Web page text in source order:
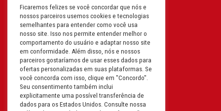
Filial: Av. Odila Chaves Rodrigues,
1277
Parque industrial RM - Condomínio
Therapark - Jundiaí - São Paulo
CEP: 13.213-087 | CNPJ:
61.193.496/0018-08
I.E: 407.642.800.114
Filial: Rua em Projeto G, 728 – Letra A
Ficaremos felizes se você concordar que nós e
nossos parceiros usemos cookies e tecnologias
semelhantes para entender como você usa
nosso site. Isso nos permite entender melhor o
comportamento do usuário e adaptar nosso site
em conformidade. Além disso, nós e nossos
parceiros gostaríamos de usar esses dados para
ofertas personalizadas em suas plataformas. Se
você concorda com isso, clique em "Concordo".
Seu consentimento também inclui
explicitamente uma possível transferência de
dados para os Estados Unidos. Consulte nossa